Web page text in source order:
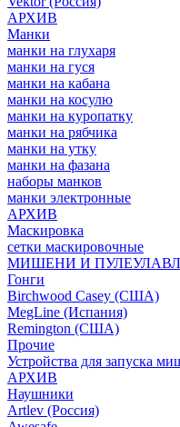
АРХИВ
Манки
манки на глухаря
манки на гуся
манки на кабана
манки на косулю
манки на куропатку
манки на рябчика
манки на утку
манки на фазана
наборы манков
манки электронные
АРХИВ
Маскировка
сетки маскировочные
МИШЕНИ И
Гонги
Birchwood Casey (США)
MegLine (Испания)
Remington (США)
Прочие
Устройства для запуска
АРХИВ
Наушники
Artlev (Россия)